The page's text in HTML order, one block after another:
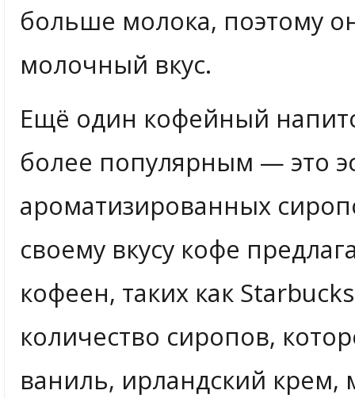
больше молока, поэтому
молочный вкус.
Ещё один кофейный
более популярным — это
ароматизированных
своему вкусу кофе
кофеен, таких как
количество сиропов,
ваниль, ирландский крем,